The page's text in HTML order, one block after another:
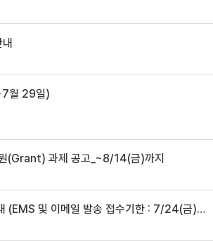
월 29일)
(Grant) 과제 공고_~8/14(금)까지
이메일 발송 접수기한 : 7/24(금) 오후 12시까지)